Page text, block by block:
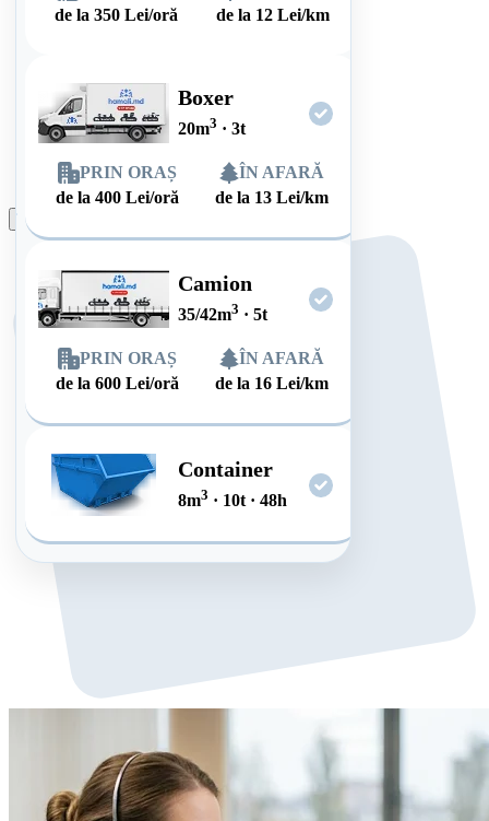
de la 350 Lei/oră
de la 12 Lei/km
Boxer
20m3 · 3t
PRIN ORAȘ
de la400 Lei/oră
ÎN AFARĂ
de la 13 Lei/km
Camion
35/42m3 · 5t
PRIN ORAȘ
de la600 Lei/oră
ÎN AFARĂ
de la 16 Lei/km
Container
8m3 · 10t · 48h
Plasează comanda